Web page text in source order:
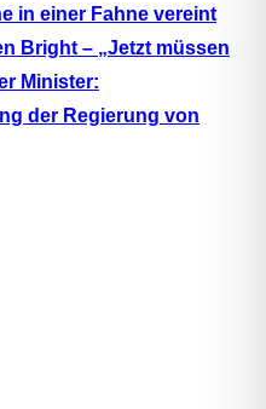
Bright – „Jetzt müssen
Minister:
der Regierung von